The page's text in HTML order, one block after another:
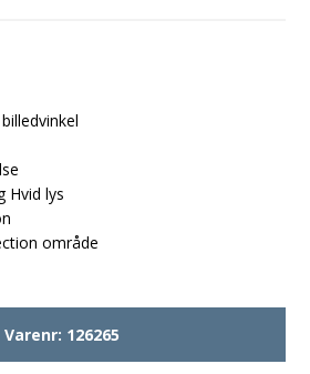
Hvid lys
område
Varenr: 126265